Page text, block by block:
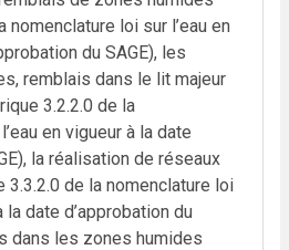
nomenclature loi sur l’eau en
du SAGE), les
remblais dans le lit majeur
3.2.2.0 de la
en vigueur à la date
la réalisation de réseaux
3.3.2.0 de la nomenclature loi
la date d’approbation du
dans les zones humides